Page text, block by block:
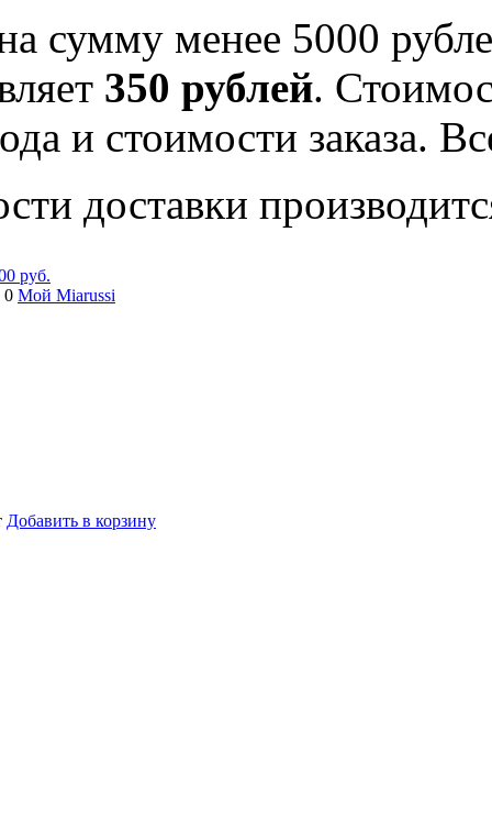
сумму менее 5000
350 рублей.
и стоимости заказа.
доставки
руб.
0 Мой Miarussi
Добавить в корзину